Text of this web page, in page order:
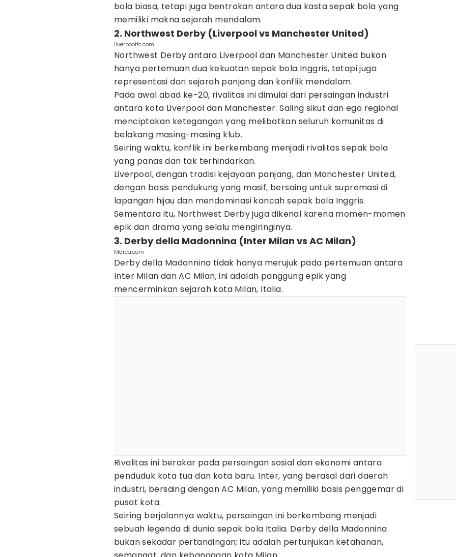
bola biasa, tetapi juga bentrokan antara dua kasta sepak bola yang
memiliki makna sejarah mendalam.
2. Northwest Derby (Liverpool vs Manchester United)
liverpoolfc.com
Northwest Derby antara Liverpool dan Manchester United bukan
hanya pertemuan dua kekuatan sepak bola Inggris, tetapi juga
representasi dari sejarah panjang dan konflik mendalam.
Pada awal abad ke-20, rivalitas ini dimulai dari persaingan industri
antara kota Liverpool dan Manchester. Saling sikut dan ego regional
menciptakan ketegangan yang melibatkan seluruh komunitas di
belakang masing-masing klub.
Seiring waktu, konflik ini berkembang menjadi rivalitas sepak bola
yang panas dan tak terhindarkan.
Liverpool, dengan tradisi kejayaan panjang, dan Manchester United,
dengan basis pendukung yang masif, bersaing untuk supremasi di
lapangan hijau dan mendominasi kancah sepak bola Inggris.
Sementara itu, Northwest Derby juga dikenal karena momen-momen
epik dan drama yang selalu mengiringinya.
3. Derby della Madonnina (Inter Milan vs AC Milan)
Marca.com
Derby della Madonnina tidak hanya merujuk pada pertemuan antara
Inter Milan dan AC Milan; ini adalah panggung epik yang
mencerminkan sejarah kota Milan, Italia.
Rivalitas ini berakar pada persaingan sosial dan ekonomi antara
penduduk kota tua dan kota baru. Inter, yang berasal dari daerah
industri, bersaing dengan AC Milan, yang memiliki basis penggemar di
pusat kota.
Seiring berjalannya waktu, persaingan ini berkembang menjadi
sebuah legenda di dunia sepak bola Italia. Derby della Madonnina
bukan sekadar pertandingan; itu adalah pertunjukan ketahanan,